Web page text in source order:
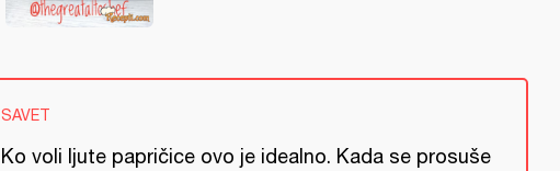
SAVET
Ko voli ljute papričice ovo je idealno. Kada se prosuše